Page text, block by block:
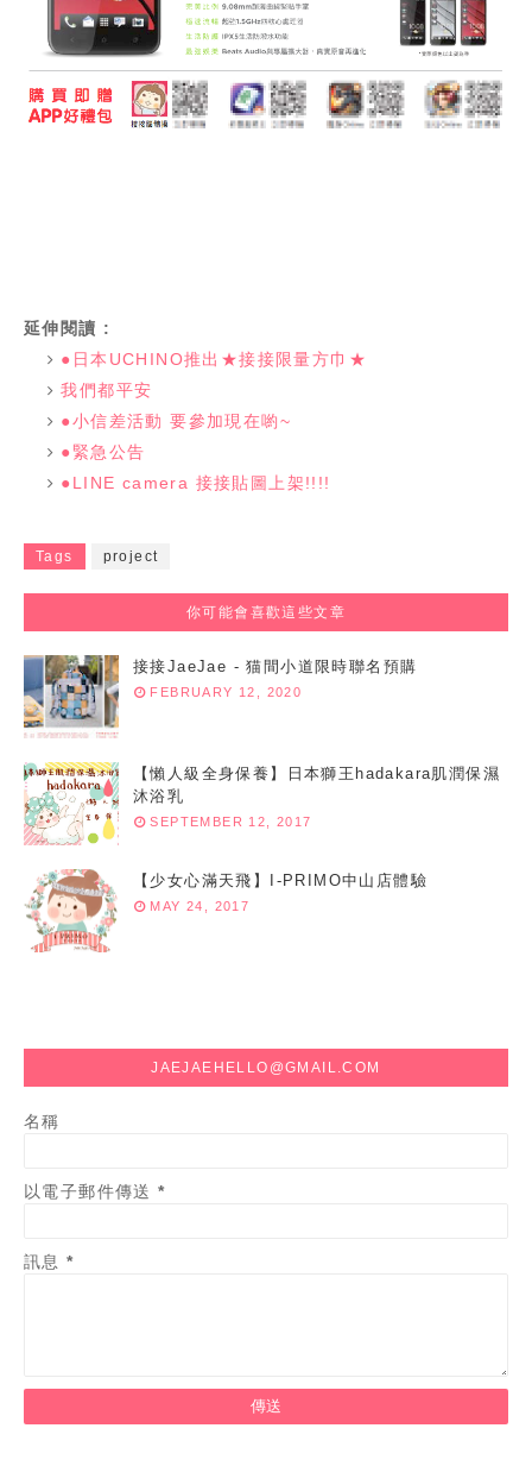
延伸閱讀 :
●日本UCHINO推出★接接限量方巾★
我們都平安
●小信差活動 要參加現在喲~
●緊急公告
●LINE camera 接接貼圖上架!!!!
Tags project
你可能會喜歡這些文章
接接JaeJae - 猫間小道限時聯名預購
FEBRUARY 12, 2020
【懶人級全身保養】日本獅王hadakara肌潤保濕
沐浴乳
SEPTEMBER 12, 2017
【少女心滿天飛】I-PRIMO中山店體驗
MAY 24, 2017
JAEJAEHELLO@GMAIL.COM
名稱
以電子郵件傳送*
訊息*